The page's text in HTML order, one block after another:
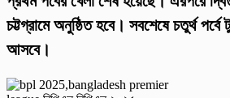
চট্টগ্রামে অনুষ্ঠিত হবে। সবশেষে চতুর্থ পর্বে
আসবে।